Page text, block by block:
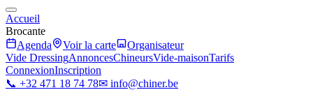
Accueil
Brocante
Agenda
Voir la carte
Organisateur
Vide DressingAnnoncesChineursVide-maisonTarifs
ConnexionInscription
📞 +32 471 18 74 78✉ info@chiner.be